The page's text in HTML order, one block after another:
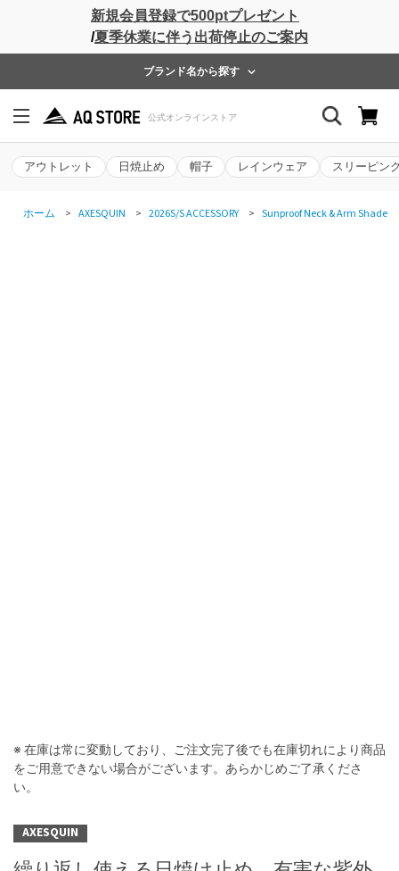
新規会員登録で500ptプレゼント
/夏季休業に伴う出荷停止のご案内
ブランド名から探す
アウトレット 日焼止め 帽子 レインウェア スリーピン
ホーム > AXESQUIN > 2026S/S ACCESSORY > Sunproof Neck & Arm Shade
※ 在庫は常に変動しており、ご注文完了後でも在庫切れにより商品
をご用意できない場合がございます。あらかじめご了承くださ
い。
AXESQUIN